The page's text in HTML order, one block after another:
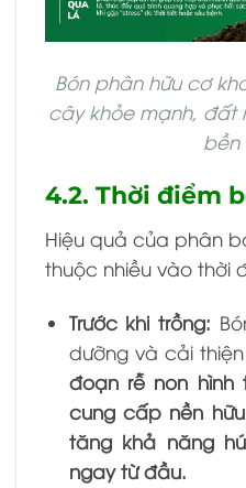
Bón phân hữu cơ
cây khỏe mạnh, đất
bền
4.2. Thời điểm
Hiệu quả của phân
thuộc nhiều vào thời
Trước khi trồng:
dưỡng và cải
đoạn rễ non hình
cung cấp nền
tăng khả năng
ngay từ đầu.